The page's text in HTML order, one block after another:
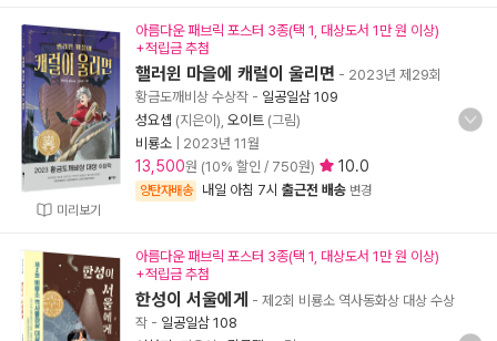
미리보기
아름다운 패브릭 포스터 3종(택 1, 대상도서 1만 원 이상)
+적립금 추첨
핼러윈 마을에 캐럴이 울리면 - 2023년 제29회
황금도깨비상 수상작 - 일공일삼 109
성요셉 (지은이), 오이트 (그림)
비룡소
2023년 11월
13,500원 (10% 할인 / 750원) 10.0
양탄자배송 내일 아침 7시 출근전 배송 변경
아름다운 패브릭 포스터 3종(택 1, 대상도서 1만 원 이상)
+적립금 추첨
한성이 서울에게 - 제2회 비룡소 역사동화상 대상 수상
작 - 일공일삼 108